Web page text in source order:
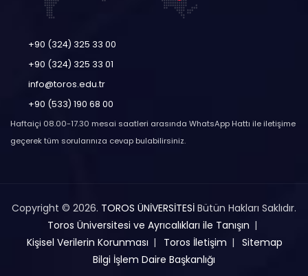
+90 (324) 325 33 00
+90 (324) 325 33 01
info@toros.edu.tr
+90 (533) 190 68 00
Haftaiçi 08.00-17.30 mesai saatleri arasında WhatsApp Hattı ile iletişime
geçerek tüm sorularınıza cevap bulabilirsiniz.
Copyright © 2026. TOROS ÜNİVERSİTESİ Bütün Hakları Saklıdır.
Toros Üniversitesi ve Ayrıcalıkları ile Tanışın
Kişisel Verilerin Korunması
Toros İletişim
Sitemap
Bilgi İşlem Daire Başkanlığı